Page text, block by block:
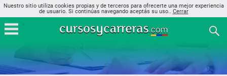
Nuestro sitio utiliza cookies propias y de terceros para ofrecerte una mejor experiencia
de usuario. Si continúas navegando aceptás su uso.. Cerrar